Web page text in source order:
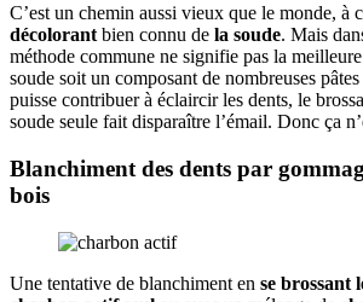
C’est un chemin aussi vieux que le monde, à
décolorant bien connu de la soude. Mais
méthode commune ne signifie pas la
soude soit un composant de nombreuses
puisse contribuer à éclaircir les dents, le
soude seule fait disparaître l’émail. Donc ça
Blanchiment des dents par
bois
Une tentative de blanchiment en se brossant